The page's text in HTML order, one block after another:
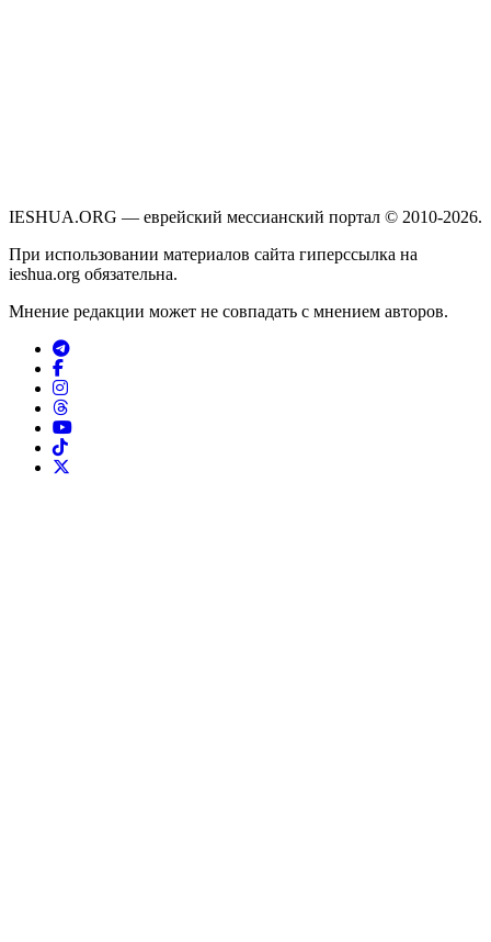
IESHUA.ORG — еврейский мессианский портал © 2010-2026.
При использовании материалов сайта гиперссылка на
ieshua.org обязательна.
Мнение редакции может не совпадать с мнением авторов.